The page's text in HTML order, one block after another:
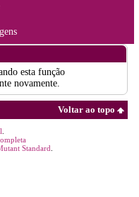
esta função
novamente.
Voltar ao topo
Standard